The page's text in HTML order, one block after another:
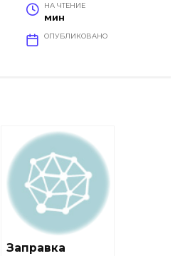
НА ЧТЕНИЕ
мин
ОПУБЛИКОВАНО
Заправка